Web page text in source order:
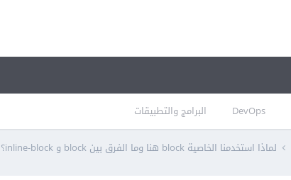
DevOps البرامج والتطبيقات
لماذا استخدمنا الخاصية block هنا وما الفرق بين block و inline-block؟